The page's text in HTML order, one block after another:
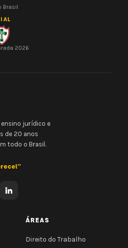
Brasil
2026
jurídico e
de 20 anos
todo o Brasil.
ÁREAS
Direito do Trabalho